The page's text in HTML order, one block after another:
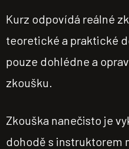
Kurz odpovídá reálné
teoretické a praktické
pouze dohlédne a
zkoušku.
Zkouška nanečisto je
dohodě s instruktorem